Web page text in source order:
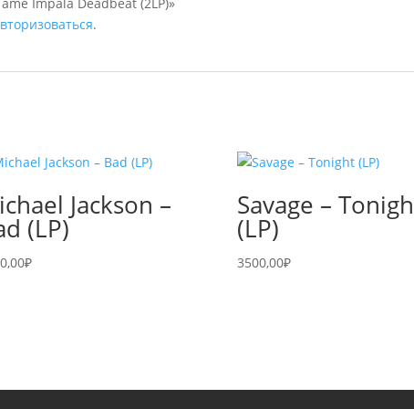
.
Jackson –
(LP)
₽
Savage –
(LP)
3500,00₽